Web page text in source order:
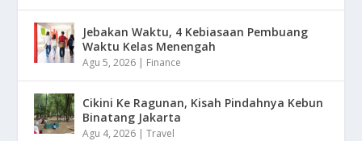
Jebakan Waktu, 4 Kebiasaan Pembuang
Waktu Kelas Menengah
Agu 5, 2026 | Finance
Cikini Ke Ragunan, Kisah Pindahnya Kebun
Binatang Jakarta
Agu 4, 2026 |Travel